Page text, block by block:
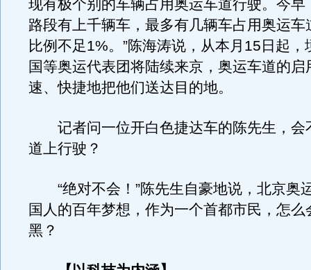
现有极个别的车辆占用奥运车道行驶。今早
路段有上千辆车，最多有几辆车占用奥运车
比例不足1%。”陈海涛说，从本月15日起，
国等奥运代表团将陆续来京，奥运车道的启
速、快捷地把他们送达目的地。
记者问一位开白色捷达车的陈先生，会
道上行驶？
“绝对不会！”陈先生自豪地说，北京奥
国人的百年梦想，作为一个首都市民，怎么
黑？